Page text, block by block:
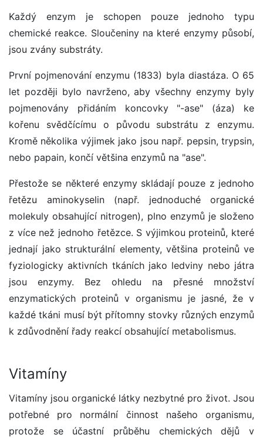
Každý enzym je schopen pouze jednoho typu
chemické reakce. Sloučeniny na které enzymy působí,
jsou zvány substráty.
První pojmenování enzymu (1833) byla diastáza. O 65
let později bylo navrženo, aby všechny enzymy byly
pojmenovány přidáním koncovky "-ase" (áza) ke
kořenu svědčícímu o původu substrátu z enzymu.
Kromě několika výjimek jako jsou např. pepsin, trypsin,
nebo papain, končí většina enzymů na "ase".
Přestože se některé enzymy skládají pouze z jednoho
řetězu aminokyselin (např. jednoduché organické
molekuly obsahující nitrogen), plno enzymů je složeno
z více než jednoho řetězce. S výjimkou proteinů, které
jednají jako strukturální elementy, většina proteinů ve
fyziologicky aktivních tkáních jako ledviny nebo játra
jsou enzymy. Bez ohledu na přesné množství
enzymatických proteinů v organismu je jasné, že v
každé tkáni musí být přítomny stovky různých enzymů
k zdůvodnění řady reakcí obsahující metabolismus.
Vitamíny
Vitamíny jsou organické látky nezbytné pro život. Jsou
potřebné pro normální činnost našeho organismu,
protože se účastní průběhu chemických dějů v